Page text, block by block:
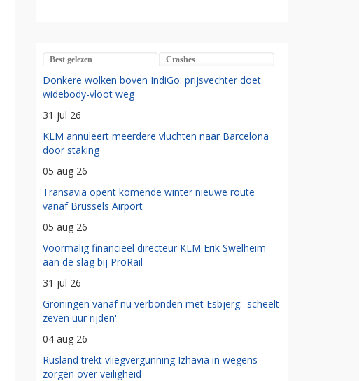
Best gelezen Crashes
Donkere wolken boven IndiGo: prijsvechter doet
widebody-vloot weg
31 jul 26
KLM annuleert meerdere vluchten naar Barcelona
door staking
05 aug 26
Transavia opent komende winter nieuwe route
vanaf Brussels Airport
05 aug 26
Voormalig financieel directeur KLM Erik Swelheim
aan de slag bij ProRail
31 jul 26
Groningen vanaf nu verbonden met Esbjerg: 'scheelt
zeven uur rijden'
04 aug 26
Rusland trekt vliegvergunning Izhavia in wegens
zorgen over veiligheid